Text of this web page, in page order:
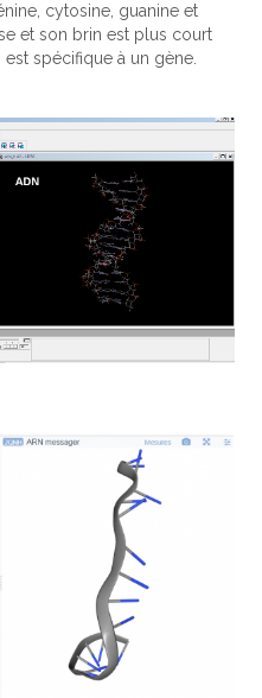
cytosine, guanine et
et son brin est plus court
est spécifique à un gène.